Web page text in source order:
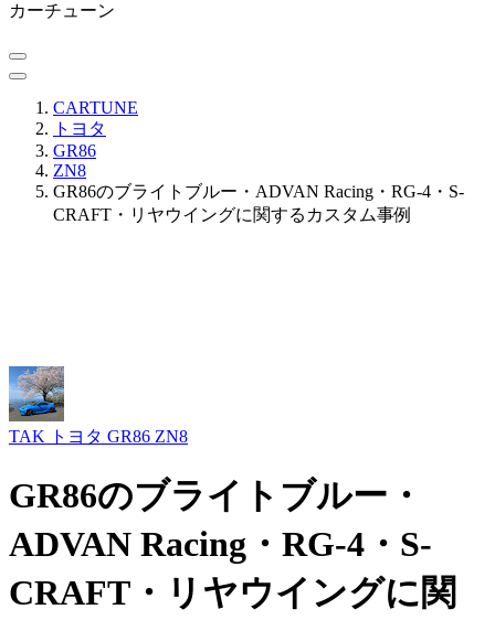
カーチューン
CARTUNE
トヨタ
GR86
ZN8
GR86のブライトブルー・ADVAN Racing・RG-4・S-
CRAFT・リヤウイングに関するカスタム事例
TAK トヨタ GR86 ZN8
GR86のブライトブルー・
ADVAN Racing・RG-4・S-
CRAFT・リヤウイングに関